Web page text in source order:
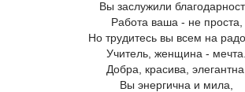
Вы заслужили
Работа ваша - не проста,
Но трудитесь вы всем на
Учитель, женщина - мечта.
Добра, красива, элегантна,
Вы энергична и мила,